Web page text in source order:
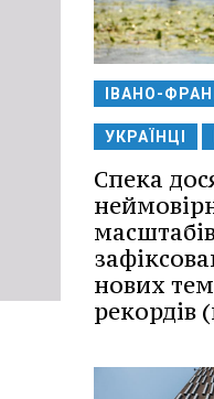
ІВАНО-
УКРАЇНЦІ
Спека
нових
рекордів